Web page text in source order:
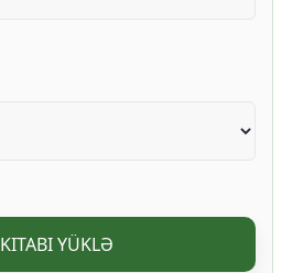
KITABI YÜKLƏ